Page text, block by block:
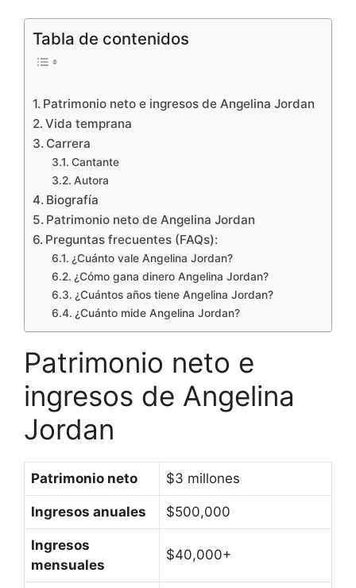
Tabla de contenidos
Patrimonio neto e ingresos de Angelina Jordan
Vida temprana
Carrera
Cantante
Autora
Biografía
Patrimonio neto de Angelina Jordan
Preguntas frecuentes (FAQs):
¿Cuánto vale Angelina Jordan?
¿Cómo gana dinero Angelina Jordan?
¿Cuántos años tiene Angelina Jordan?
¿Cuánto mide Angelina Jordan?
Patrimonio neto e
ingresos de Angelina
Jordan
Patrimonio neto $3 millones
Ingresos anuales $500,000
Ingresos
mensuales
$40,000+